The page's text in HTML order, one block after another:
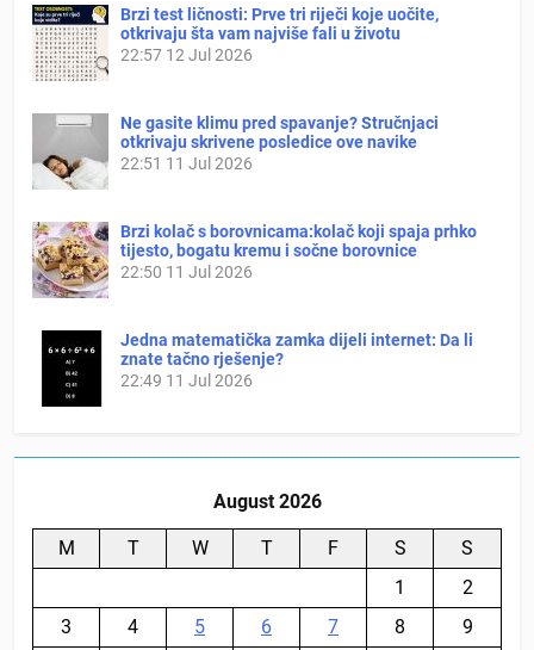
Brzi test ličnosti: Prve tri riječi koje uočite,
otkrivaju šta vam najviše fali u životu
22:57 12 Jul 2026
Ne gasite klimu pred spavanje? Stručnjaci
otkrivaju skrivene posledice ove navike
22:51 11 Jul 2026
Brzi kolač s borovnicama:kolač koji spaja prhko
tijesto, bogatu kremu i sočne borovnice
22:50 11 Jul 2026
Jedna matematička zamka dijeli internet: Da li
znate tačno rješenje?
22:49 11 Jul 2026
August 2026
M T W T F S
S
1
2
3
4 5 6 7 8 9